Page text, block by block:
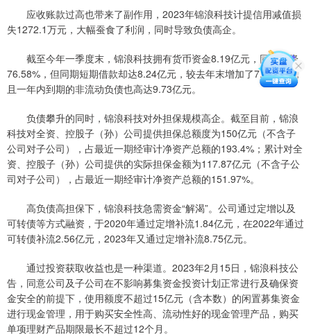
应收账款过高也带来了副作用，2023年锦浪科技计提信用减值损
失1272.1万元，大幅蚕食了利润，同时导致负债高企。
截至今年一季度末，锦浪科技拥有货币资金8.19亿元，同比下降
76.58%，但同期短期借款却达8.24亿元，较去年末增加了7.24亿元，
且一年内到期的非流动负债也高达9.73亿元。
负债攀升的同时，锦浪科技对外担保规模高企。截至目前，锦浪
科技对全资、控股子（孙）公司提供担保总额度为150亿元（不含子
公司对子公司），占最近一期经审计净资产总额的193.4%；累计对全
资、控股子（孙）公司提供的实际担保金额为117.87亿元（不含子公
司对子公司），占最近一期经审计净资产总额的151.97%。
高负债高担保下，锦浪科技急需资金“解渴”。公司通过定增以及
可转债等方式融资，于2020年通过定增补流1.84亿元，在2022年通过
可转债补流2.56亿元，2023年又通过定增补流8.75亿元。
通过投资获取收益也是一种渠道。2023年2月15日，锦浪科技公
告，同意公司及子公司在不影响募集资金投资计划正常进行及确保资
金安全的前提下，使用额度不超过15亿元（含本数）的闲置募集资金
进行现金管理，用于购买安全性高、流动性好的现金管理产品，购买
单项理财产品期限最长不超过12个月。